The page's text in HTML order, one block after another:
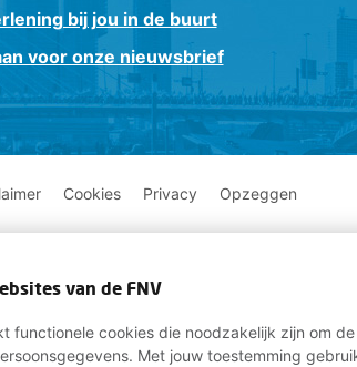
bij jou in de buurt
voor onze nieuwsbrief
Cookies Privacy Opzeggen
van de FNV
functionele cookies die noodzakelijk zijn om
Met jouw toestemming